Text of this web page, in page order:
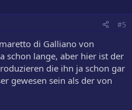
#5
di Galliano von
schon lange, aber hier ist der
die ihn ja schon gar
gewesen sein als der von